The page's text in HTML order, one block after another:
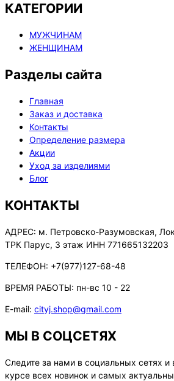
КАТЕГОРИИ
МУЖЧИНАМ
ЖЕНЩИНАМ
Разделы сайта
Главная
Заказ и доставка
Контакты
Определение размера
Акции
Уход за изделиями
Блог
КОНТАКТЫ
АДРЕС: м. Петровско-Разумовская,
ТРК Парус, 3 этаж ИНН 771665132203
ТЕЛЕФОН: +7(977)127-68-48
ВРЕМЯ РАБОТЫ: пн-вс 10 - 22
E-mail: cityj.shop@gmail.com
МЫ В СОЦСЕТЯХ
Следите за нами в социальных сетях и
курсе всех новинок и самых